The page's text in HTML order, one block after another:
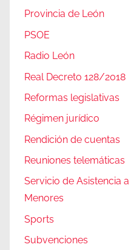
Provincia de León
PSOE
Radio León
Real Decreto 128/2018
Reformas legislativas
Régimen jurídico
Rendición de cuentas
Reuniones telemáticas
Servicio de Asistencia
Menores
Sports
Subvenciones